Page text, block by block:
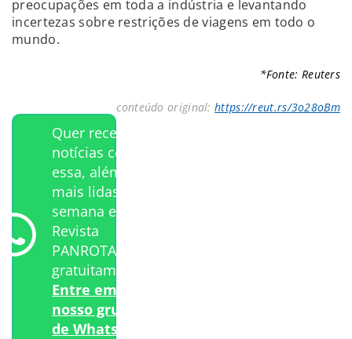
preocupações em toda a indústria e levantando
incertezas sobre restrições de viagens em todo o
mundo.
*Fonte: Reuters
conteúdo original:https://reut.rs/3o28oBm
Quer receber
notícias como
essa, além das
mais lidas da
semana e a
Revista
PANROTAS
gratuitamente?
Entre em
nosso grupo
de WhatsApp.